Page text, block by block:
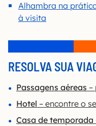
Alhambra na
à visita
RESOLVA SUA
Passagens aéreas –
Hotel – encontre o
Casa de temporada